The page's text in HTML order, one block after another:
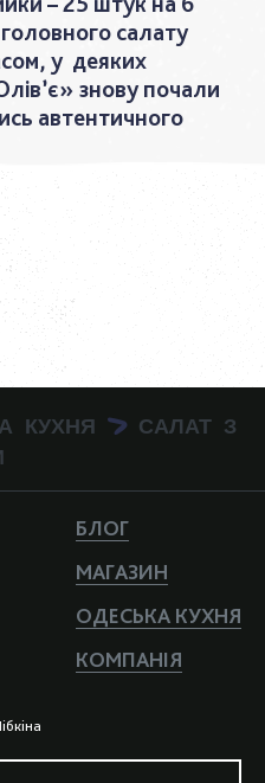
салату
у деяких
знову почали
автентичного
КУХНЯ > САЛАТ З
БЛОГ
МАГАЗИН
ОДЕСЬКА КУХНЯ
КОМПАНIЯ